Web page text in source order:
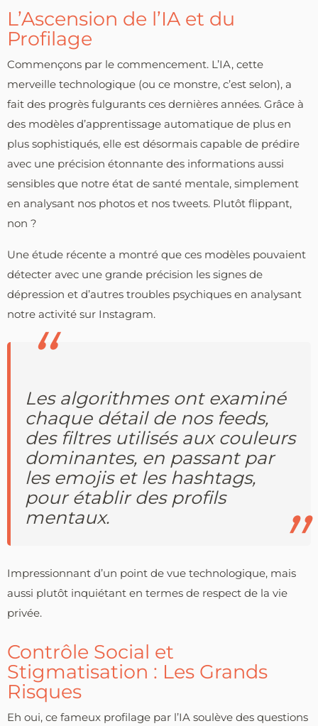
L’Ascension de l’IA et du
Profilage
Commençons par le commencement. L’IA, cette
merveille technologique (ou ce monstre, c’est selon), a
fait des progrès fulgurants ces dernières années. Grâce à
des modèles d’apprentissage automatique de plus en
plus sophistiqués, elle est désormais capable de prédire
avec une précision étonnante des informations aussi
sensibles que notre état de santé mentale, simplement
en analysant nos photos et nos tweets. Plutôt flippant,
non ?
Une étude récente a montré que ces modèles pouvaient
détecter avec une grande précision les signes de
dépression et d’autres troubles psychiques en analysant
notre activité sur Instagram.
Les algorithmes ont examiné
chaque détail de nos feeds,
des filtres utilisés aux couleurs
dominantes, en passant par
les emojis et les hashtags,
pour établir des profils
mentaux.
Impressionnant d’un point de vue technologique, mais
aussi plutôt inquiétant en termes de respect de la vie
privée.
Contrôle Social et
Stigmatisation : Les Grands
Risques
Eh oui, ce fameux profilage par l’IA soulève des questions